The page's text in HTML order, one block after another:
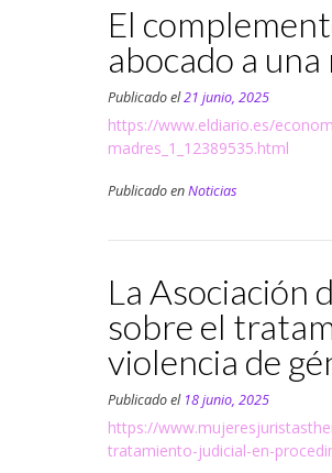
El
abocado a
Publicado el21 junio, 2025
https://www.eldiario.es/
madres_1_12389535.html
Publicado enNoticias
La Asociación
sobre el
violencia de
Publicado el 18 junio, 2025
https://
tratamiento-judicial-en-